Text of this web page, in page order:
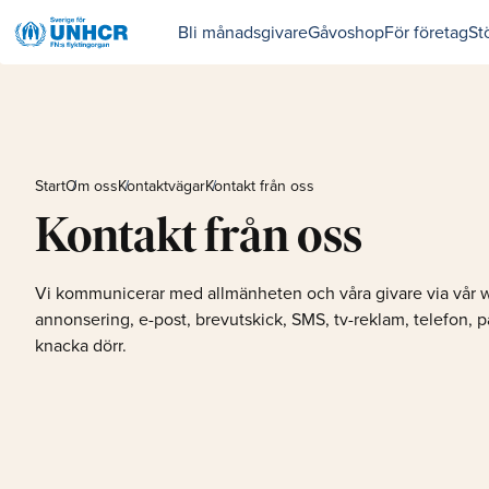
Bli månadsgivareGåvoshopFör företag
StartOm ossKontaktvägarKontakt från oss
Kontakt från oss
Vi kommunicerar med allmänheten och våra givare via vår
annonsering, e-post, brevutskick, SMS, tv-reklam, telefon,
knacka dörr.